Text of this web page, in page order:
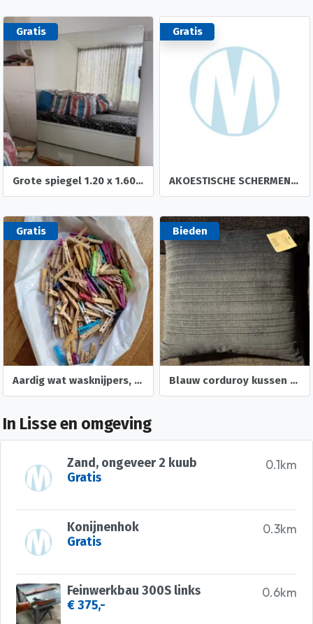
Gratis
Grote spiegel 1.20 x 1.60 m
Gratis
AKOESTISCHE SCHERMEN 4 stuks
Gratis
Aardig wat wasknijpers, vooral houten
Bieden
Blauw corduroy kussen nieuw 45 x 45 cm
In Lisse en omgeving
0.1km
Zand, ongeveer 2 kuub
Gratis
0.3km
Konijnenhok
Gratis
0.6km
Feinwerkbau 300S links
€ 375,-